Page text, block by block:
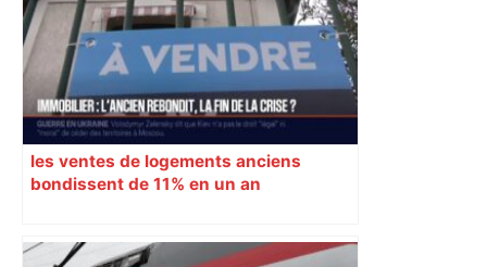
les ventes de logements anciens
bondissent de 11% en un an